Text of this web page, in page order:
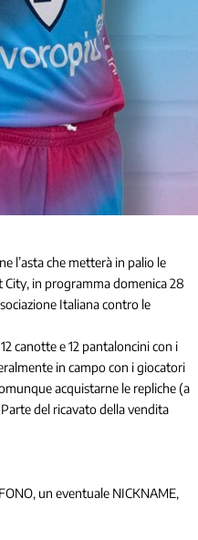
l’asta che metterà in palio le
in programma domenica 28
Italiana contro le
canotte e 12 pantaloncini con i
in campo con i giocatori
acquistarne le repliche (a
del ricavato della vendita
un eventuale NICKNAME,